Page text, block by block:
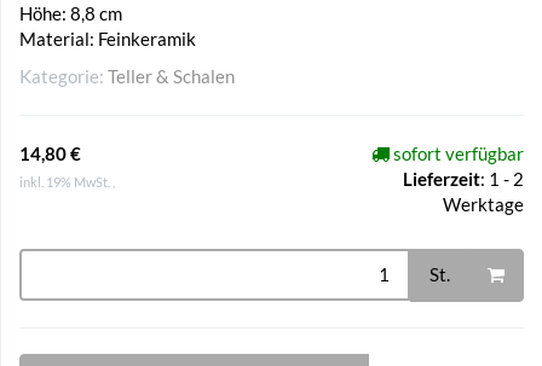
Höhe: 8,8 cm
Material: Feinkeramik
Kategorie: Teller & Schalen
14,80 €
inkl. 19% MwSt. ,
sofort verfügbar
Lieferzeit: 1 - 2
Werktage
St.